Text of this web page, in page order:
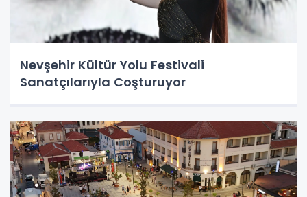
Nevşehir Kültür Yolu Festivali
Sanatçılarıyla Coşturuyor